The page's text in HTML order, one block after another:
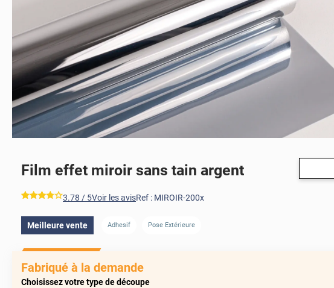
Film effet miroir sans tain argent
*****3.78 / 5Voir les avisRef : MIROIR-200x
Meilleure vente Adhesif Pose Extérieure
Fabriqué à la demande
Choisissez votre type de découpe